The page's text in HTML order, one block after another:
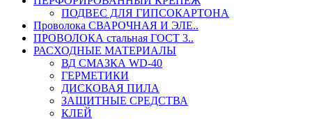
ПОДВЕС ДЛЯ ГИПСОКАРТОНА
Проволока СВАРОЧНАЯ И ЭЛЕ..
ПРОВОЛОКА стальная ГОСТ 3..
РАСХОДНЫЕ МАТЕРИАЛЫ
ВД СМАЗКА WD-40
ГЕРМЕТИКИ
ДИСКОВАЯ ПИЛА
ЗАЩИТНЫЕ СРЕДСТВА
КЛЕЙ